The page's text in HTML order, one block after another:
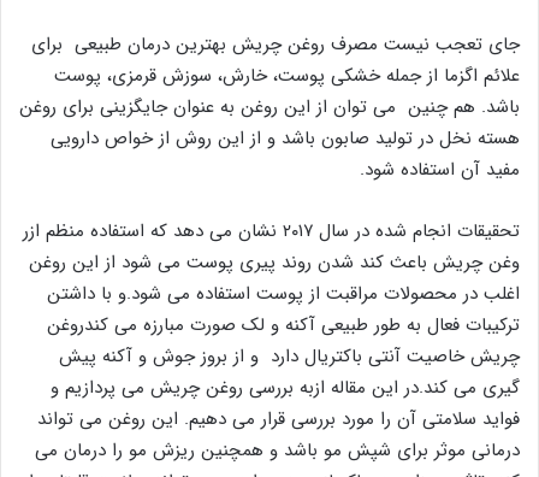
جای تعجب نیست مصرف روغن چریش بهترین درمان طبیعی برای
علائم اگزما از جمله خشکی پوست، خارش، سوزش قرمزی، پوست
باشد. هم چنین می توان از این روغن به عنوان جایگزینی برای روغن
هسته نخل در تولید صابون باشد و از این روش از خواص دارویی
مفید آن استفاده شود.
تحقیقات انجام شده در سال ۲۰۱۷ نشان می دهد که استفاده منظم ازر
وغن چریش باعث کند شدن روند پیری پوست می شود از این روغن
اغلب در محصولات مراقبت از پوست استفاده می شود.و با داشتن
ترکیبات فعال به طور طبیعی آکنه و لک صورت مبارزه می کندروغن
چریش خاصیت آنتی باکتریال دارد و از بروز جوش و آکنه پیش
گیری می کند.در این مقاله ازبه بررسی روغن چریش می پردازیم و
فواید سلامتی آن را مورد بررسی قرار می دهیم. این روغن می تواند
درمانی موثر برای شپش مو باشد و همچنین ریزش مو را درمان می